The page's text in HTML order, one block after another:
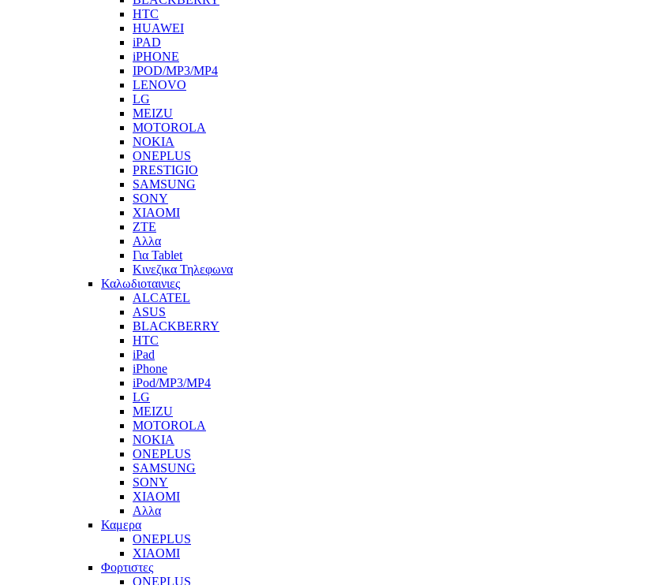
HTC
HUAWEI
iPAD
iPHONE
IPOD/MP3/MP4
LENOVO
LG
MEIZU
MOTOROLA
NOKIA
ONEPLUS
PRESTIGIO
SAMSUNG
SONY
XIAOMI
ZTE
Αλλα
Για Tablet
Κινεζικα Τηλεφωνα
Καλωδιοταινιες
ALCATEL
ASUS
BLACKBERRY
HTC
iPad
iPhone
iPod/MP3/MP4
LG
MEIZU
MOTOROLA
NOKIA
ONEPLUS
SAMSUNG
SONY
XIAOMI
Αλλα
Καμερα
ONEPLUS
XIAOMI
Φορτιστες
ONEPLUS